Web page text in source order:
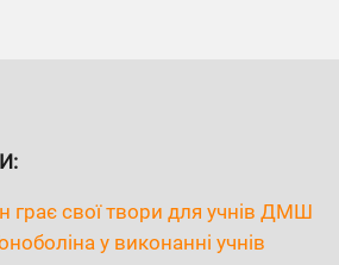
грає свої твори для учнів ДМШ
у виконанні учнів